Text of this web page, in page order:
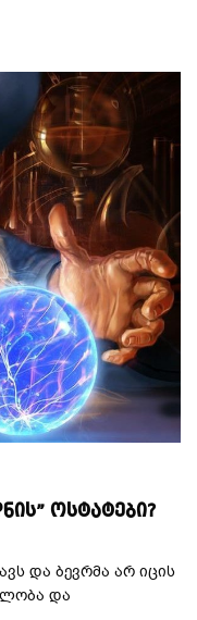
ᲝᲡᲢᲐᲢᲔᲑᲘ?
და ბევრმა არ იცის
და